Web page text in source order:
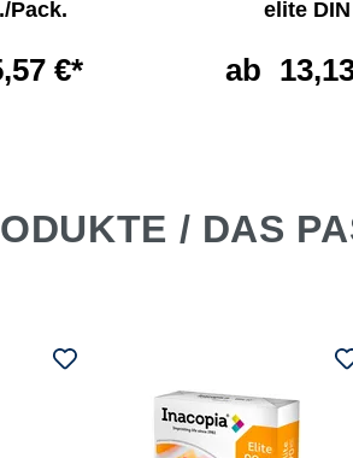
Pack.
€*
elite
ab
/ DAS